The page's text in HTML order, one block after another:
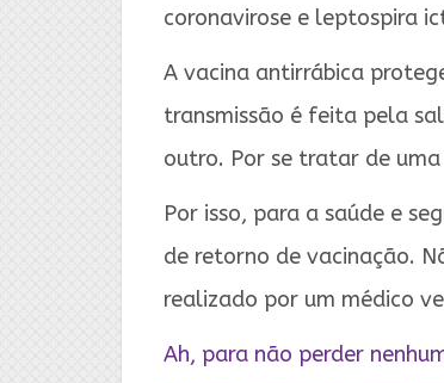
coronavirose e leptospira
A vacina antirrábica
transmissão é feita pela
outro. Por se tratar de
Por isso, para a saúde e
de retorno de vacinação.
realizado por um médico
Ah, para não perder